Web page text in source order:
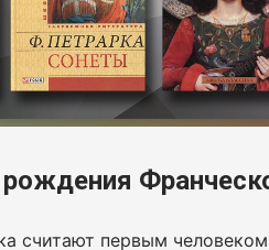
считают первым